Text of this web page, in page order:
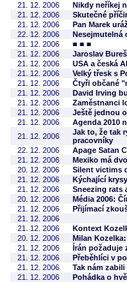
21. 12. 2006
Nikdy neříkej
21. 12. 2006
Skutečné
21. 12. 2006
Pan Marek
22. 12. 2006
Nesejmutelná
21. 12. 2006
■ ■ ■
21. 12. 2006
Jaroslav
21. 12. 2006
USA a česká AI
21. 12. 2006
Velký třesk s
21. 12. 2006
Čtyři občané
21. 12. 2006
David Irving
21. 12. 2006
Zaměstnanci
21. 12. 2006
Ještě jednou
21. 12. 2006
Agenda 2010
21. 12. 2006
Jak to, že tak
pracovníky
22. 12. 2006
Apage Satan
21. 12. 2006
Mexiko má
20. 12. 2006
Silent victims
21. 12. 2006
Kýchající
21. 12. 2006
Sneezing rats
20. 12. 2006
Média 2006:
21. 12. 2006
Přijímací
21. 12. 2006
21. 12. 2006
Kontext
20. 12. 2006
Milan
21. 12. 2006
Írán požaduje
21. 12. 2006
Přeběhlíci v
21. 12. 2006
Tak nám
21. 12. 2006
Pohádka o